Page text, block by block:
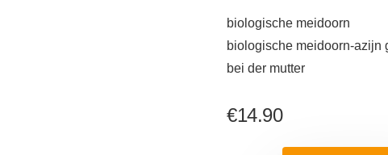
biologische meidoorn
biologische meidoorn-azijn
bei der mutter
€14.90